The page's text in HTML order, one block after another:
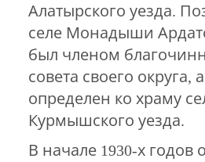
Алатырского уезда.
селе Монадыши
был членом
совета своего округа,
определен ко храму
Курмышского уезда.
В начале 1930-х